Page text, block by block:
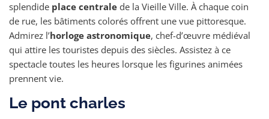
splendide place centrale de la Vieille Ville. À chaque coin
de rue, les bâtiments colorés offrent une vue pittoresque.
Admirez l’horloge astronomique, chef-d’œuvre médiéval
qui attire les touristes depuis des siècles. Assistez à ce
spectacle toutes les heures lorsque les figurines animées
prennent vie.
Le pont charles